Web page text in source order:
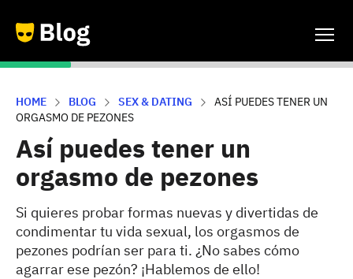
HOME BLOG SEX & DATING
ASÍ PUEDES TENER UN
ORGASMO DE PEZONES
Así puedes tener un
orgasmo de pezones
Si quieres probar formas nuevas y divertidas de
condimentar tu vida sexual, los orgasmos de
pezones podrían ser para ti. ¿No sabes cómo
agarrar ese pezón? ¡Hablemos de ello!